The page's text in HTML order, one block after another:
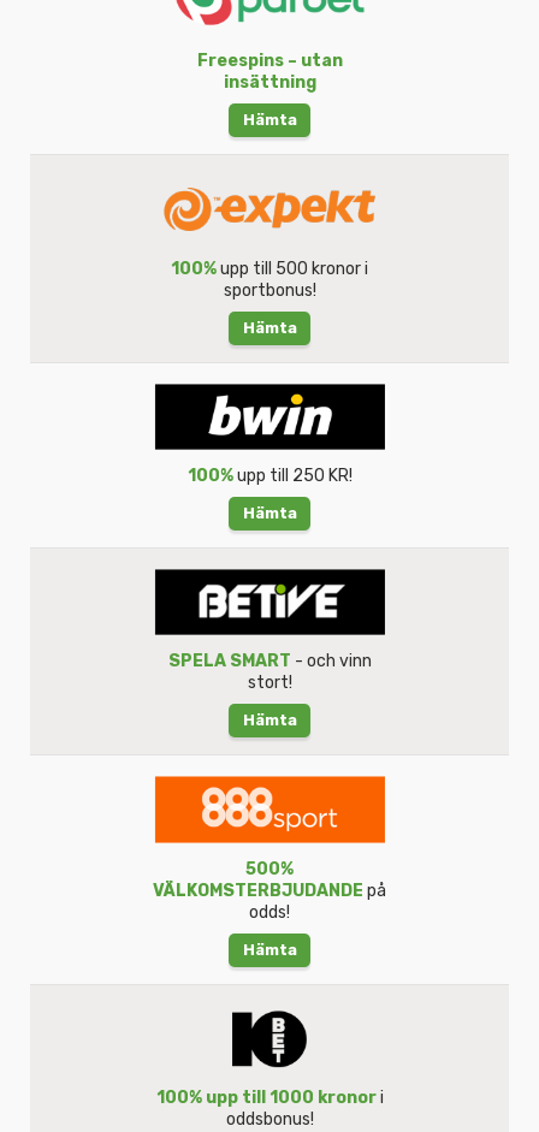
Freespins – utan
insättning
Hämta
100%upp till 500 kronor i
sportbonus!
Hämta
100%upp till 250 KR!
Hämta
SPELA SMART - och vinn
stort!
Hämta
500%
VÄLKOMSTERBJUDANDE på
odds!
Hämta
100% upp till 1000 kronori
oddsbonus!